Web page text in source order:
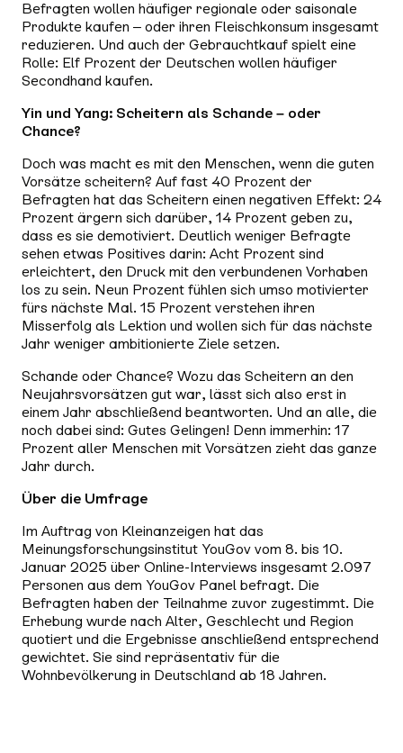
Befragten wollen häufiger regionale oder saisonale
Produkte kaufen – oder ihren Fleischkonsum insgesamt
reduzieren. Und auch der Gebrauchtkauf spielt eine
Rolle: Elf Prozent der Deutschen wollen häufiger
Secondhand kaufen.
Yin und Yang: Scheitern als Schande – oder
Chance?
Doch was macht es mit den Menschen, wenn die guten
Vorsätze scheitern? Auf fast 40 Prozent der
Befragten hat das Scheitern einen negativen Effekt: 24
Prozent ärgern sich darüber, 14 Prozent geben zu,
dass es sie demotiviert. Deutlich weniger Befragte
sehen etwas Positives darin: Acht Prozent sind
erleichtert, den Druck mit den verbundenen Vorhaben
los zu sein. Neun Prozent fühlen sich umso motivierter
fürs nächste Mal. 15 Prozent verstehen ihren
Misserfolg als Lektion und wollen sich für das nächste
Jahr weniger ambitionierte Ziele setzen.
Schande oder Chance? Wozu das Scheitern an den
Neujahrsvorsätzen gut war, lässt sich also erst in
einem Jahr abschließend beantworten. Und an alle, die
noch dabei sind: Gutes Gelingen! Denn immerhin: 17
Prozent aller Menschen mit Vorsätzen zieht das ganze
Jahr durch.
Über die Umfrage
Im Auftrag von Kleinanzeigen hat das
Meinungsforschungsinstitut YouGov vom 8. bis 10.
Januar 2025 über Online-Interviews insgesamt 2.097
Personen aus dem YouGov Panel befragt. Die
Befragten haben der Teilnahme zuvor zugestimmt. Die
Erhebung wurde nach Alter, Geschlecht und Region
quotiert und die Ergebnisse anschließend entsprechend
gewichtet. Sie sind repräsentativ für die
Wohnbevölkerung in Deutschland ab 18 Jahren.